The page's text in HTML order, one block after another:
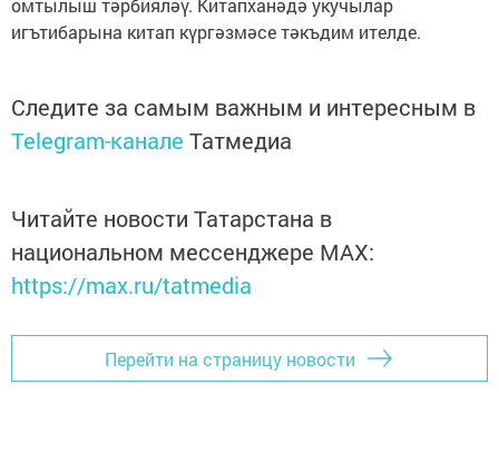
омтылыш тәрбияләү. Китапханәдә укучылар
игътибарына китап күргәзмәсе тәкъдим ителде.
Следите за самым важным и интересным в
Telegram-канале Татмедиа
Читайте новости Татарстана в
национальном мессенджере MАХ:
https://max.ru/tatmedia
Перейти на страницу новости